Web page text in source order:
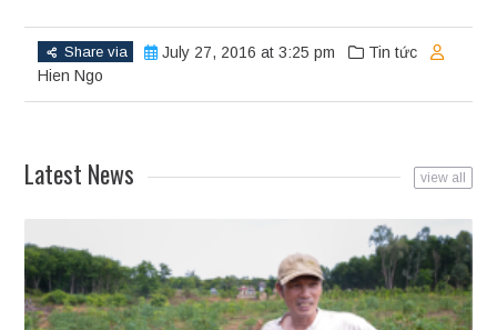
Facebook
(Opens
in
new
window)
LinkedIn
(Opens
in
Twitter
(Opens
in
Share via July 27, 2016 at 3:25 pm
Tin tức
Hien Ngo
Latest News view all